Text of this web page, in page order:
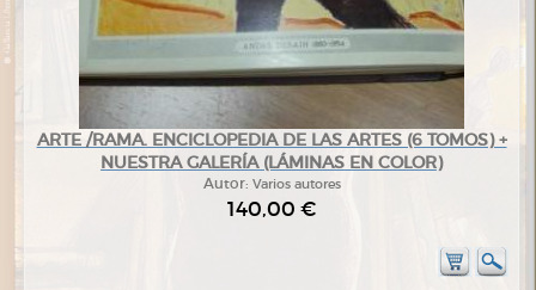
ARTE /RAMA. ENCICLOPEDIA DE LAS ARTES (6 TOMOS) +
NUESTRA GALERÍA (LÁMINAS EN COLOR)
Autor: Varios autores
140,00 €